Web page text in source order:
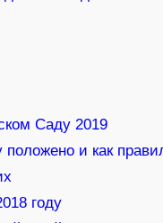
Саду 2019
положено и как
году